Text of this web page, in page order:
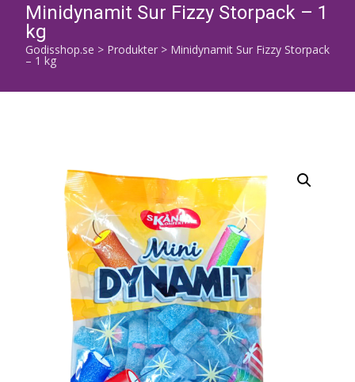
Minidynamit Sur Fizzy Storpack – 1
kg
Godisshop.se > Produkter > Minidynamit Sur Fizzy Storpack
– 1 kg